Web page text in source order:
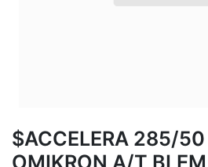
$ACCELERA 285/50
OMIKRON A/T